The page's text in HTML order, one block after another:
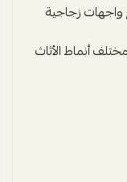
زجاجية
أنماط الأثاث